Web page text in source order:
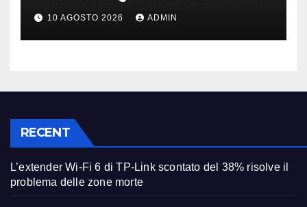
modello giusto (anche a rate)
10 AGOSTO 2026 ADMIN
RECENT
L’extender Wi-Fi 6 di TP-Link scontato del 38% risolve il
problema delle zone morte